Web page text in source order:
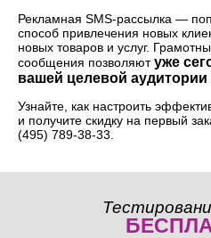
Рекламная SMS-рассылка —
способ привлечения новых
новых товаров и услуг.
сообщения позволяютуже
вашей целевой аудитории
Узнайте, как настроить
и получите скидку на первый
(495) 789-38-33.